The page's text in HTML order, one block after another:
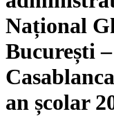
Național
București
an școlar